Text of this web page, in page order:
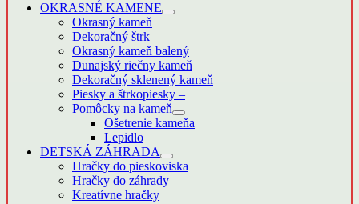
OKRASNÉ KAMENE
Okrasný kameň
Dekoračný štrk –
Okrasný kameň balený
Dunajský riečny kameň
Dekoračný sklenený kameň
Piesky a štrkopiesky –
Pomôcky na kameň
Ošetrenie kameňa
Lepidlo
DETSKÁ ZÁHRADA
Hračky do pieskoviska
Hračky do záhrady
Kreatívne hračky